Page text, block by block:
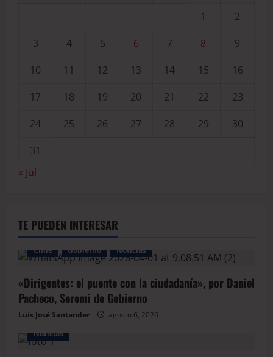
1
2
3
4 5 6 7 8
9
10
11 12 13 14 15
16
17
18 19 20 21 22
23
24
25 26 27 28 29
30
31
« Jul
TE PUEDEN INTERESAR
Chile Gobierno Noticias
«Dirigentes: el puente con la ciudadanía», por Daniel
Pacheco, Seremi de Gobierno
Luis José Santander
agosto 6, 2026
Noticias